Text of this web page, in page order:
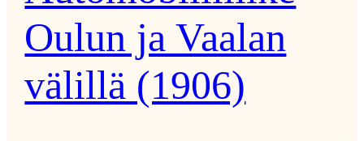
Oulun ja Vaalan
välillä (1906)